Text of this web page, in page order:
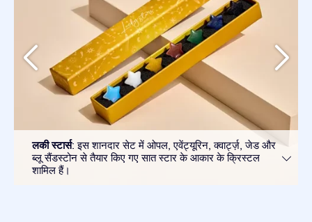
लकी स्टार्स: इस शानदार सेट में ओपल, एवेंट्यूरिन, क्वार्ट्ज़, जेड और
ब्लू सैंडस्टोन से तैयार किए गए सात स्टार के आकार के क्रिस्टल
शामिल हैं।